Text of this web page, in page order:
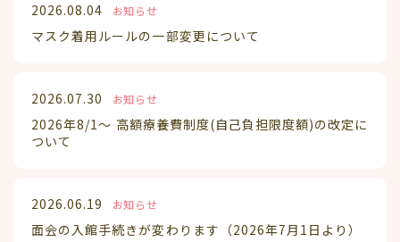
2026.08.04 お知らせ
マスク着用ルールの一部変更について
2026.07.30 お知らせ
2026年8/1～ 高額療養費制度(自己負担限度額)の改定に
ついて
2026.06.19 お知らせ
面会の入館手続きが変わります（2026年7月1日より）